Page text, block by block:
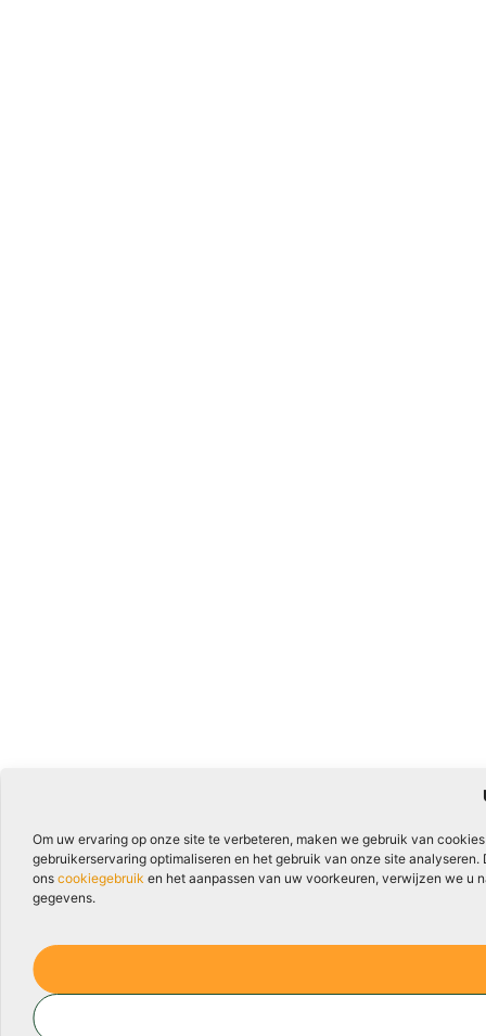
Om uw ervaring op onze site te verbeteren, maken we gebruik van
gebruikerservaring optimaliseren en het gebruik van onze site
ons cookiegebruik en het aanpassen van uw voorkeuren, verwijzen we u
gegevens.